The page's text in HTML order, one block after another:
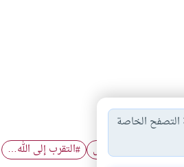
الكذب والتدليس #التقرب إلى الله…
التصفح الخاصة